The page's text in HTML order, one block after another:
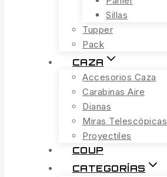
Sillas
Tupper
Pack
CAZA
Accesorios Caza
Carabinas Aire
Dianas
Miras Telescópicas
Proyectiles
COUP
CATEGORÍAS